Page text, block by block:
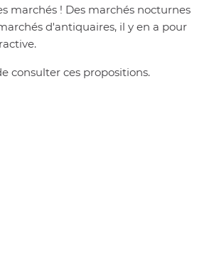
marchés ! Des marchés nocturnes
d'antiquaires, il y en a pour
consulter ces propositions.